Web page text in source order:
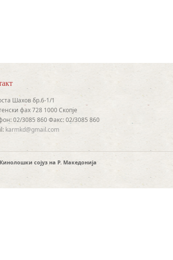
Шахов бр.6-1/1
фах 728 1000 Скопје
02/3085 860 Факс: 02/3085 860
karmkd@gmail.com
Кинолошки сојуз на Р. Македонија